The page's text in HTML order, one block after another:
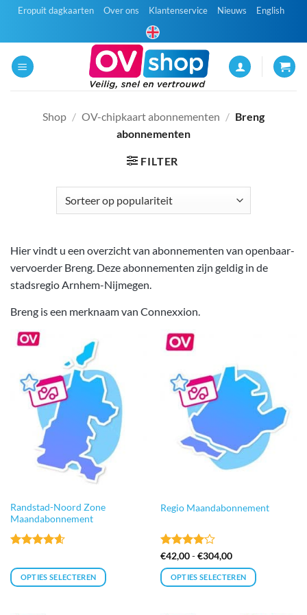
inhoud
Eropuit dagkaarten Over ons Klantenservice Nieuws English
Shop / OV-chipkaart abonnementen / Breng
abonnementen
FILTER
Hier vindt u een overzicht van abonnementen van openbaar-
vervoerder Breng. Deze abonnementen zijn geldig in de
stadsregio Arnhem-Nijmegen.
Breng is een merknaam van Connexxion.
Randstad-Noord Zone
Maandabonnement
4.6uit 5
OPTIES SELECTEREN
Regio Maandabonnement
Gewaardeerd
4uit 5
€42,00 - €304,00Prijsklasse:
tot
€304,00
OPTIES SELECTEREN